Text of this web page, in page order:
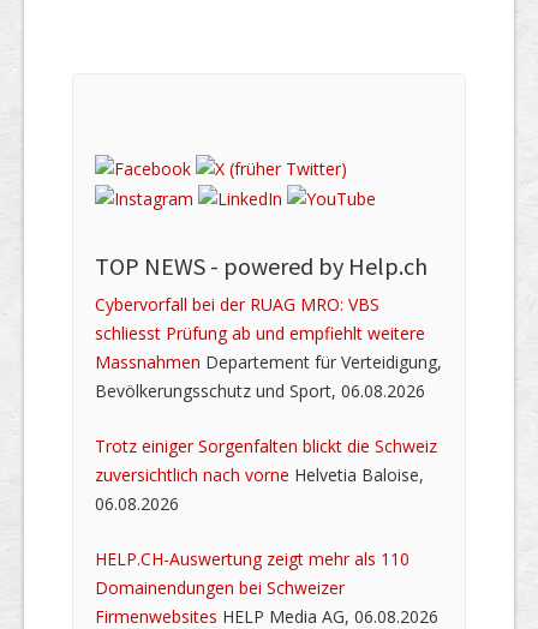
TOP NEWS - powered by Help.ch
Cybervorfall bei der RUAG MRO: VBS
schliesst Prüfung ab und empfiehlt weitere
Massnahmen Departement für Verteidigung,
Bevölkerungsschutz und Sport, 06.08.2026
Trotz einiger Sorgenfalten blickt die Schweiz
zuversichtlich nach vorne Helvetia Baloise,
06.08.2026
HELP.CH-Auswertung zeigt mehr als 110
Domainendungen bei Schweizer
Firmenwebsites HELP Media AG, 06.08.2026